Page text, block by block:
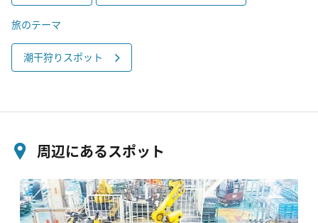
旅のテーマ
潮干狩りスポット
周辺にあるスポット